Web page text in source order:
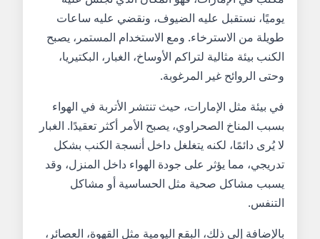
يوميًا، نستقبل عليه الضيوف، ونقضي عليه ساعات
طويلة من الاسترخاء. ومع الاستخدام المستمر، يصبح
الكنب بيئة مثالية لتراكم الأوساخ، الغبار، البكتيريا،
وحتى الروائح غير المرغوبة.
في بيئة مثل الإمارات، حيث تنتشر الأتربة في الهواء
بسبب المناخ الصحراوي، يصبح الأمر أكثر تعقيدًا. الغبار
لا يُرى دائمًا، لكنه يتغلغل داخل أنسجة الكنب بشكل
تدريجي، مما يؤثر على جودة الهواء داخل المنزل، وقد
يسبب مشاكل صحية مثل الحساسية أو مشاكل
التنفس.
بالإضافة إلى ذلك، البقع اليومية مثل القهوة، العصائر،